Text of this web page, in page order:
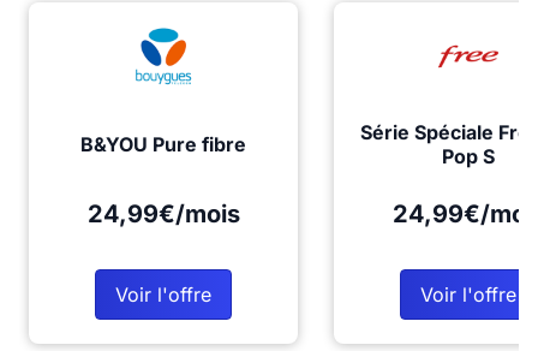
B&YOU Pure fibre
24,99€/mois
Voir l'offre
Série Spéciale
Pop S
24,99€/
Voir l'offre